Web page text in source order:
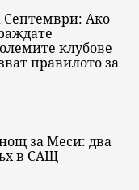
Септември: Ако
клубове
правилото за
за Меси: два
в САЩ